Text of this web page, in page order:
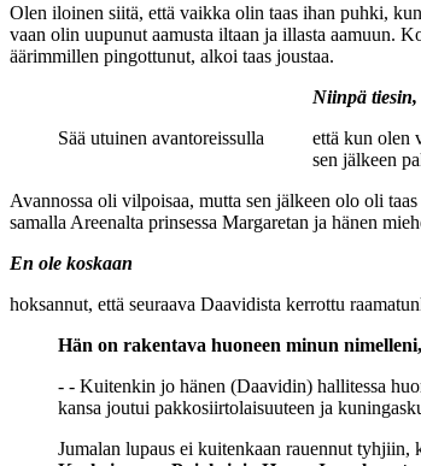
Olen iloinen siitä, että vaikka olin taas ihan puhki,
vaan olin uupunut aamusta iltaan ja illasta aamuun.
äärimmillen pingottunut, alkoi taas joustaa.
Sää utuinen avantoreissulla
Niinpä tiesin,
että kun olen
sen jälkeen
Avannossa oli vilpoisaa, mutta sen jälkeen olo oli
samalla Areenalta prinsessa Margaretan ja hänen
En ole koskaan
hoksannut, että seuraava Daavidista kerrottu
Hän on rakentava huoneen minun
- - Kuitenkin jo hänen (Daavidin) hallitessa
kansa joutui pakkosiirtolaisuuteen ja
Jumalan lupaus ei kuitenkaan rauennut